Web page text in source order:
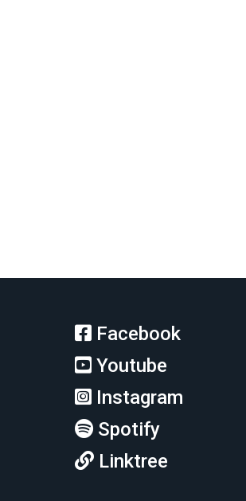
Facebook
Youtube
Instagram
Spotify
Linktree